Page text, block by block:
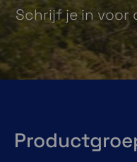
Schrijf je in voor